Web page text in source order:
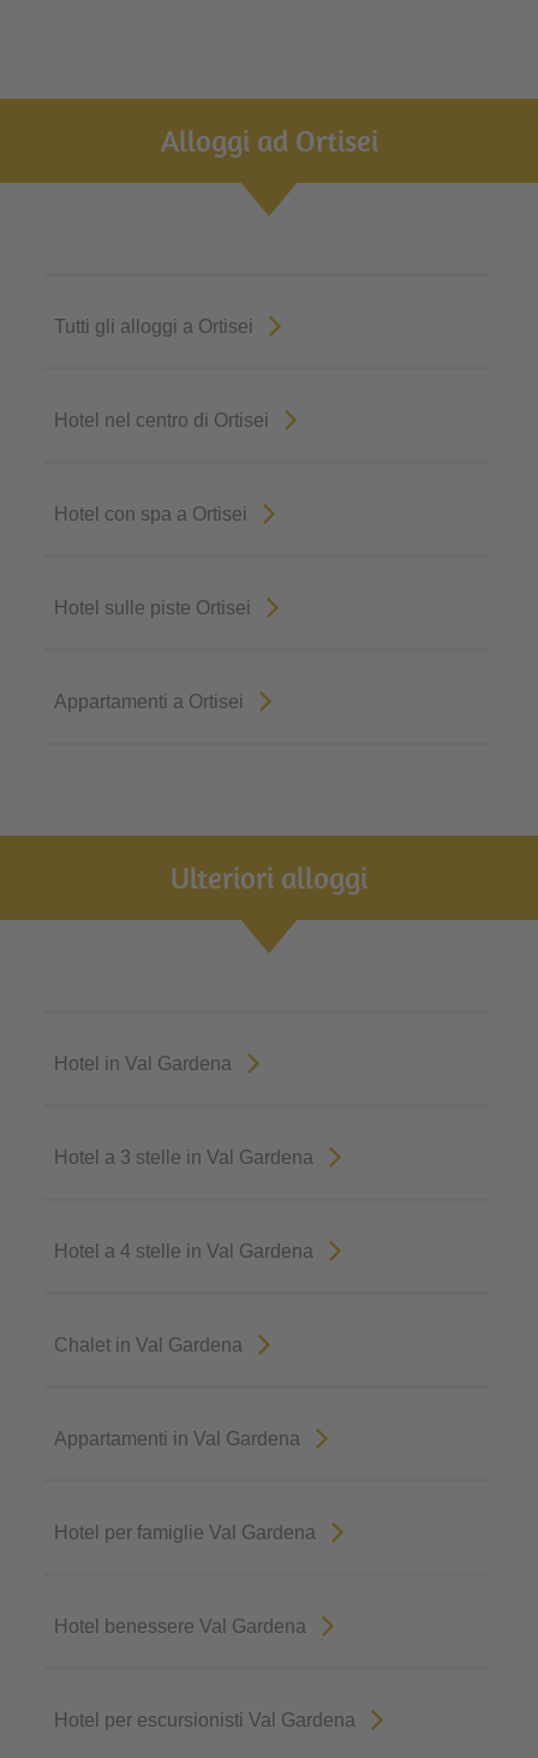
Alloggi ad Ortisei
Tutti gli alloggi a Ortisei
Hotel nel centro di Ortisei
Hotel con spa a Ortisei
Hotel sulle piste Ortisei
Appartamenti a Ortisei
Ulteriori alloggi
Hotel in Val Gardena
Hotel a 3 stelle in Val Gardena
Hotel a 4 stelle in Val Gardena
Chalet in Val Gardena
Appartamenti in Val Gardena
Hotel per famiglie Val Gardena
Hotel benessere Val Gardena
Hotel per escursionisti Val Gardena